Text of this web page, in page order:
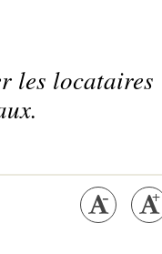
les locataires